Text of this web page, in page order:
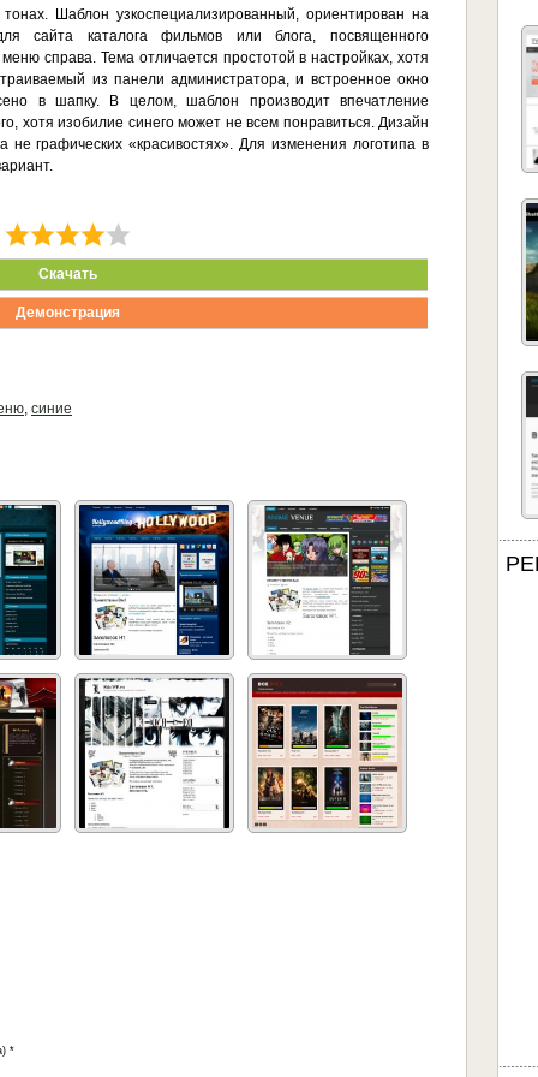
Шаблон узкоспециализированный, ориентирован на
сайта каталога фильмов или блога, посвященного
справа. Тема отличается простотой в настройках, хотя
из панели администратора, и встроенное окно
в шапку. В целом, шаблон производит впечатление
хотя изобилие синего может не всем понравиться. Дизайн
не графических «красивостях». Для изменения логотипа в
Скачать
Демонстрация
, синие
*